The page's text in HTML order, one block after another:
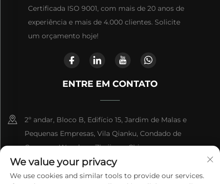
Certificada ISO 9001, com mais de 20 anos de
experiência e mais de 4.000 clientes. Solicite
um orçamento hoje!
ENTRE EM CONTATO
2º andar, Bloco B, Edifício 15, Jardim de Malas e
Pequenas Empresas, Vila Qianku, Condado de
Cangnan, Wenzhou, Zhejiang, China
+86-13868363329
We value your privacy
We use cookies and similar tools to provide our services.